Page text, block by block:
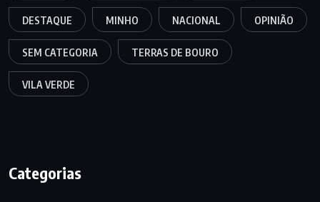
DESTAQUE MINHO NACIONAL OPINIÃO
SEM CATEGORIA TERRAS DE BOURO
VILA VERDE
Categorias